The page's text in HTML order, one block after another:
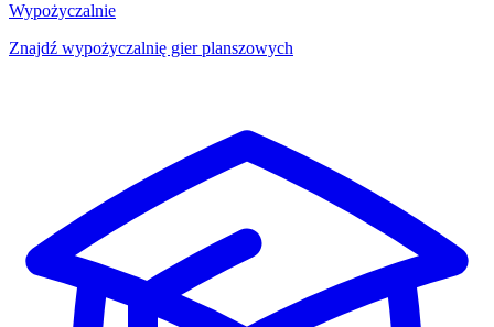
Wypożyczalnie
Znajdź wypożyczalnię gier planszowych